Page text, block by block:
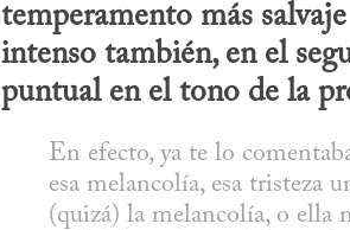
temperamento más
intenso también, en el
puntual en el tono de la
En efecto, ya te lo
esa melancolía, esa tristeza
(quizá) la melancolía, o ella